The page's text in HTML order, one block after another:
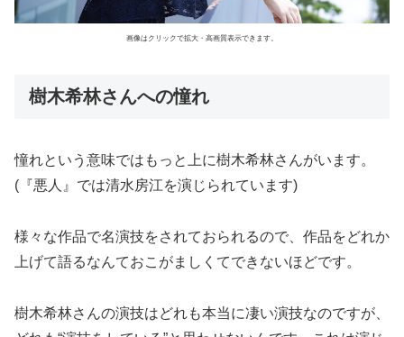
画像はクリックで拡大・高画質表示できます。
樹木希林さんへの憧れ
憧れという意味ではもっと上に樹木希林さんがいます。
(『悪人』では清水房江を演じられています)
様々な作品で名演技をされておられるので、作品をどれか
上げて語るなんておこがましくてできないほどです。
樹木希林さんの演技はどれも本当に凄い演技なのですが、